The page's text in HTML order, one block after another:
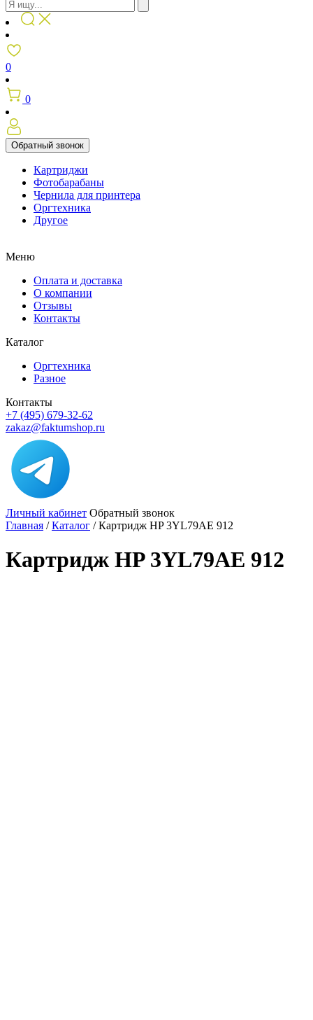
0
0
Обратный звонок
Картриджи
Фотобарабаны
Чернила для принтера
Оргтехника
Другое
Меню
Оплата и доставка
О компании
Отзывы
Контакты
Каталог
Оргтехника
Разное
Контакты
+7 (495) 679-32-62
zakaz@faktumshop.ru
Личный кабинет Обратный звонок
Главная /Каталог /Картридж HP 3YL79AE 912
Картридж HP 3YL79AE 912